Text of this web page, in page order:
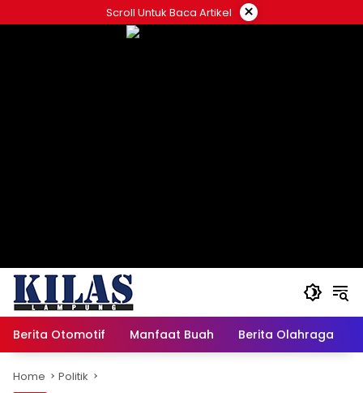
to
Scroll Untuk Baca Artikel ×
Berita Otomotif Manfaat Buah Berita Olahraga
Home Politik